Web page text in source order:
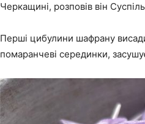
Черкащині, розповів він
Перші цибулини шафрану
помаранчеві серединки,